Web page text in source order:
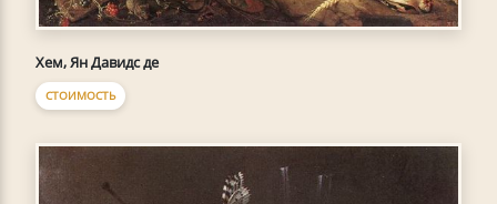
Хем, Ян Давидс де
СТОИМОСТЬ